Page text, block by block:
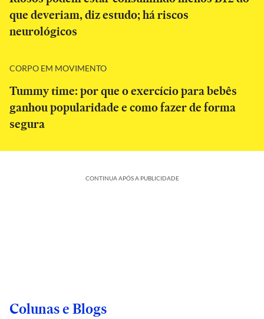
que deveriam, diz estudo; há riscos
neurológicos
CORPO EM MOVIMENTO
Tummy time: por que o exercício para bebês
ganhou popularidade e como fazer de forma
segura
CONTINUA APÓS A PUBLICIDADE
Colunas e Blogs